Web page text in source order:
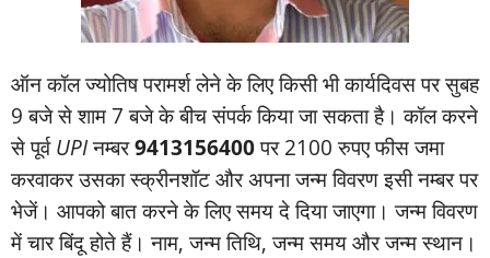
ऑन कॉल ज्‍योतिष परामर्श लेने के लिए किसी भी कार्यदिवस पर सुबह
9 बजे से शाम 7 बजे के बीच संपर्क किया जा सकता है। कॉल करने
से पूर्वUPIनम्‍बर9413156400पर 2100 रुपए फीस जमा
करवाकर उसका स्‍क्रीनशॉट और अपना जन्‍म विवरण इसी नम्‍बर पर
भेजें। आपको बात करने के लिए समय दे दिया जाएगा। जन्‍म विवरण
में चार बिंदू होते हैं। नाम, जन्‍म तिथि, जन्‍म समय और जन्‍म स्‍थान।